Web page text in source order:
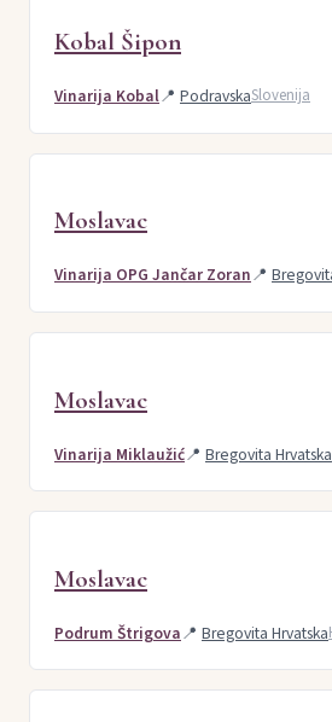
Kobal Šipon
Vinarija Kobal📍 PodravskaSlovenija
Moslavac
Vinarija OPG Jančar Zoran📍
Moslavac
Vinarija Miklaužić📍 Bregovita Hrvatska
Moslavac
Podrum Štrigova📍 Bregovita Hrvatska